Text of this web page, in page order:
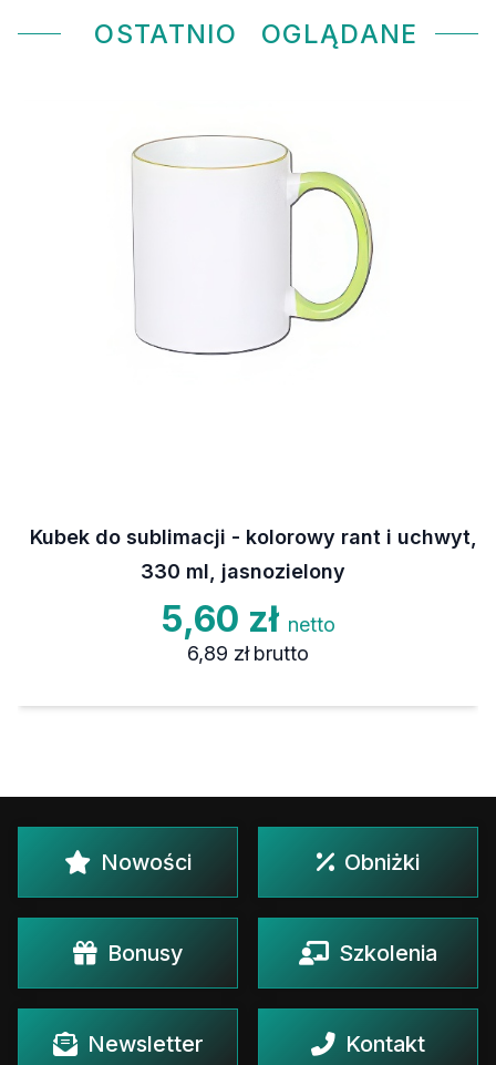
OSTATNIO OGLĄDANE
Kubek do sublimacji - kolorowy rant i uchwyt,
330 ml, jasnozielony
5,60 zł netto
6,89 zł brutto
Nowości Obniżki
Bonusy Szkolenia
Newsletter Kontakt